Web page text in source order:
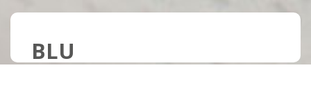
BLU